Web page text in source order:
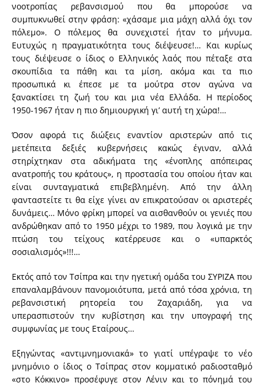
νοοτροπίας ρεβανσισμού που θα μπορούσε να
συμπυκνωθεί στην φράση: «χάσαμε μια μάχη αλλά όχι τον
πόλεμο». Ο πόλεμος θα συνεχιστεί ήταν το μήνυμα.
Ευτυχώς η πραγματικότητα τους διέψευσε!… Και κυρίως
τους διέψευσε ο ίδιος ο Ελληνικός λαός που πέταξε στα
σκουπίδια τα πάθη και τα μίση, ακόμα και τα πιο
προσωπικά κι έπεσε με τα μούτρα στον αγώνα να
ξανακτίσει τη ζωή του και μια νέα Ελλάδα. Η περίοδος
1950-1967 ήταν η πιο δημιουργική γι’ αυτή τη χώρα!…
Όσον αφορά τις διώξεις εναντίον αριστερών από τις
μετέπειτα δεξιές κυβερνήσεις κακώς έγιναν, αλλά
στηρίχτηκαν στα αδικήματα της «ένοπλης απόπειρας
ανατροπής του κράτους», η προστασία του οποίου ήταν και
είναι συνταγματικά επιβεβλημένη. Από την άλλη
φανταστείτε τι θα είχε γίνει αν επικρατούσαν οι αριστερές
δυνάμεις… Μόνο φρίκη μπορεί να αισθανθούν οι γενιές που
ανδρώθηκαν από το 1950 μέχρι το 1989, που λογικά με την
πτώση του τείχους κατέρρευσε και ο «υπαρκτός
σοσιαλισμός»!!!…
Εκτός από τον Τσίπρα και την ηγετική ομάδα του ΣΥΡΙΖΑ που
επαναλαμβάνουν πανομοιότυπα, μετά από τόσα χρόνια, τη
ρεβανσιστική ρητορεία του Ζαχαριάδη, για να
υπερασπιστούν την κυβίστηση και την υπογραφή της
συμφωνίας με τους Εταίρους…
Εξηγώντας «αντιμνημονιακά» το γιατί υπέγραψε το νέο
μνημόνιο ο ίδιος ο Τσίπρας στον κομματικό ραδιοσταθμό
«στο Κόκκινο» προσέφυγε στον Λένιν και το πόνημά του